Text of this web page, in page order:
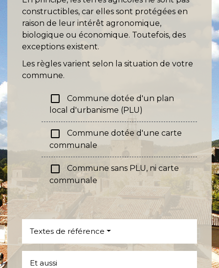
constructibles, car elles sont protégées en
raison de leur intérêt agronomique,
biologique ou économique. Toutefois, des
exceptions existent.
Les règles varient selon la situation de votre
commune.
check_box_outline_blank
Commune dotée d'un plan
local d'urbanisme (PLU)
check_box_outline_blank
Commune dotée d'une carte
communale
check_box_outline_blank
Commune sans PLU, ni carte
communale
Textes de référence
Et aussi